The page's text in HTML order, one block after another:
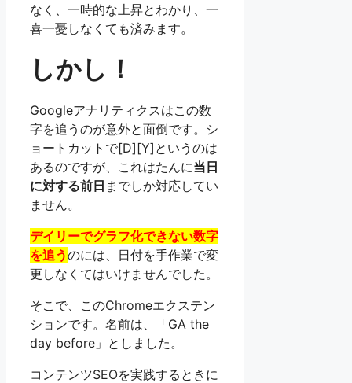
なく、一時的な上昇とわかり、一
喜一憂しなくても済みます。
しかし！
Googleアナリティクスはこの数
字を追うのが意外と面倒です。シ
ョートカットで[D][Y]というのは
あるのですが、これはたんに当日
に対する前日 までしか対応してい
ません。
デイリーでグラフ化できない数字
を追うのには、日付を手作業で変
更しなくてはいけませんでした。
そこで、このChromeエクステン
ションです。名前は、「GA the
day before」としました。
コンテンツSEOを実践するときに